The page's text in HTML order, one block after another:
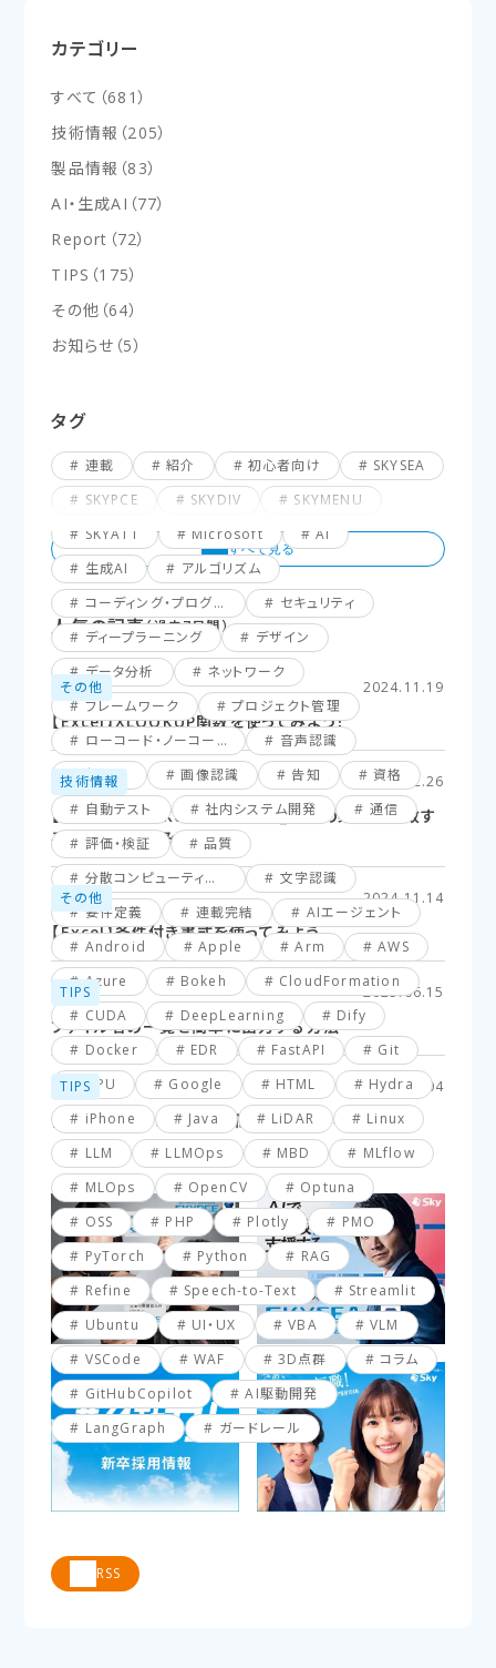
カテゴリー
すべて （681）
技術情報 （205）
製品情報 （83）
AI・生成AI （77）
Report （72）
TIPS （175）
その他 （64）
お知らせ （5）
タグ
連載 紹介 初心者向け
SKYSEA
SKYPCE
SKYDIV
SKYMENU
SKYATT
Microsoft
AI
生成AI
アルゴリズム
コーディング・プログラミング
セキュリティ
ディープラーニング
デザイン
データ分析
ネットワーク
フレームワーク
プロジェクト管理
ローコード・ノーコード
音声認識
仮想化
画像認識 告知
資格
自動テスト
社内システム開発
通信
評価・検証
品質
分散コンピューティング
文字認識
要件定義
連載完結
AIエージェント
Android
Apple Arm
AWS
Azure
Bokeh
CloudFormation
CUDA
DeepLearning
Dify
Docker
EDR FastAPI
Git
GPU
Google HTML
Hydra
iPhone
Java LiDAR
Linux
LLM
LLMOps MBD
MLflow
MLOps
OpenCV
Optuna
OSS
PHP Plotly
PMO
PyTorch
Python
RAG
Refine
Speech-to-Text
Streamlit
Ubuntu
UI・UX VBA
VLM
VSCode
WAF 3D点群
コラム
GitHubCopilot
AI駆動開発
LangGraph
ガードレール
人気の記事（過去7日間）
その他 2024.11.19
【Excel】XLOOKUP関数を使ってみよう！
技術情報 2025.02.26
【Excel】XLOOKUP関数応用編_複数の条件に一致す
るセルを探してみよう！
その他 2024.11.14
【Excel】条件付き書式を使ってみよう
TIPS 2025.06.15
ファイル名の一覧を簡単に出力する方法
TIPS 2025.03.04
【VBA】最終行と最終列を簡単に取得する方法
RSS